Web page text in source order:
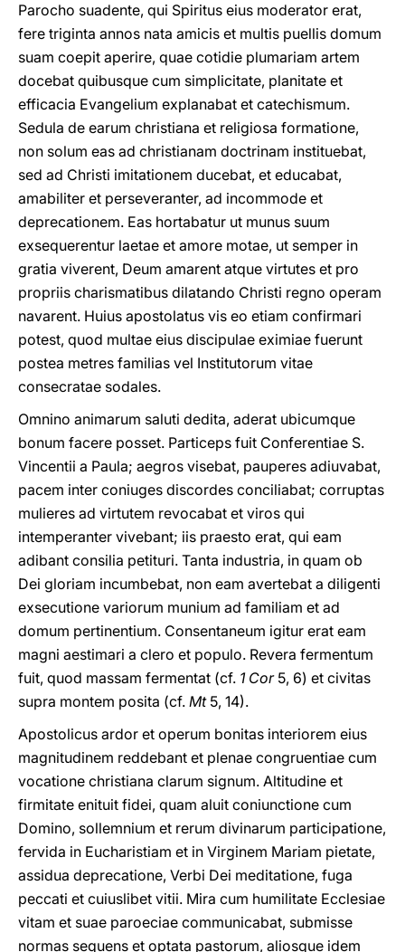
Parocho suadente, qui Spiritus eius moderator erat,
fere triginta annos nata amicis et multis puellis domum
suam coepit aperire, quae cotidie plumariam artem
docebat quibusque cum simplicitate, planitate et
efficacia Evangelium explanabat et catechismum.
Sedula de earum christiana et religiosa formatione,
non solum eas ad christianam doctrinam instituebat,
sed ad Christi imitationem ducebat, et educabat,
amabiliter et perseveranter, ad incommode et
deprecationem. Eas hortabatur ut munus suum
exsequerentur laetae et amore motae, ut semper in
gratia viverent, Deum amarent atque virtutes et pro
propriis charismatibus dilatando Christi regno operam
navarent. Huius apostolatus vis eo etiam confirmari
potest, quod multae eius discipulae eximiae fuerunt
postea metres familias vel Institutorum vitae
consecratae sodales.
Omnino animarum saluti dedita, aderat ubicumque
bonum facere posset. Particeps fuit Conferentiae S.
Vincentii a Paula; aegros visebat, pauperes adiuvabat,
pacem inter coniuges discordes conciliabat; corruptas
mulieres ad virtutem revocabat et viros qui
intemperanter vivebant; iis praesto erat, qui eam
adibant consilia petituri. Tanta industria, in quam ob
Dei gloriam incumbebat, non eam avertebat a diligenti
exsecutione variorum munium ad familiam et ad
domum pertinentium. Consentaneum igitur erat eam
magni aestimari a clero et populo. Revera fermentum
fuit, quod massam fermentat (cf. 1 Cor 5, 6) et civitas
supra montem posita (cf. Mt5, 14).
Apostolicus ardor et operum bonitas interiorem eius
magnitudinem reddebant et plenae congruentiae cum
vocatione christiana clarum signum. Altitudine et
firmitate enituit fidei, quam aluit coniunctione cum
Domino, sollemnium et rerum divinarum participatione,
fervida in Eucharistiam et in Virginem Mariam pietate,
assidua deprecatione, Verbi Dei meditatione, fuga
peccati et cuiuslibet vitii. Mira cum humilitate Ecclesiae
vitam et suae paroeciae communicabat, submisse
normas sequens et optata pastorum, aliosque idem